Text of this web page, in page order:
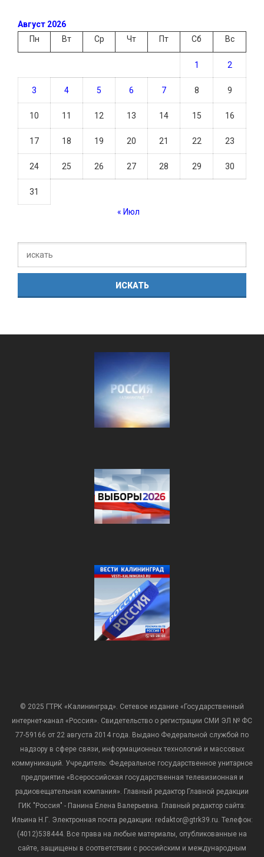
Август 2026
Пн
Вт Ср Чт Пт Сб Вс
1 2
3 4 5 6 7 8 9
10 11 12 13 14 15 16
17 18 19 20 21 22 23
24 25 26 27 28 29 30
31
« Июл
© 2025 ГТРК «Калининград». Сетевое издание «Государственный
интернет-канал «Россия». Свидетельство о регистрации СМИ ЭЛ № ФС
77-59166 от 22 августа 2014 года. Выдано Федеральной службой по
надзору в сфере связи, информационных технологий и массовых
коммуникаций. Учредитель: Федеральное государственное унитарное
предприятие «Всероссийская государственная телевизионная и
радиовещательная компания». Главный редактор Главной редакции
ГИК "Россия" - Панина Елена Валерьевна. Главный редактор сайта:
Ильина Н.Г. Электронная почта редакции: redaktor@gtrk39.ru. Телефон:
(4012)538444. Все права на любые материалы, опубликованные на
сайте, защищены в соответствии с российским и международным